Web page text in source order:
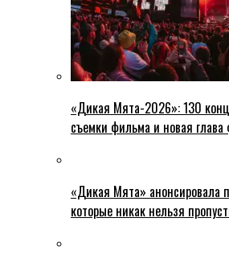
«Дикая Мята-2026»: 130
съемки фильма и новая глава
«Дикая Мята» анонсировала
которые никак нельзя